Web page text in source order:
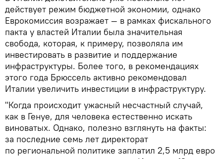
действует режим бюджетной экономии, однако
Еврокомиссия возражает — в рамках фискального
пакта у властей Италии была значительная
свобода, которая, к примеру, позволяла им
инвестировать в развитие и поддержание
инфраструктуры. Более того, в рекомендациях
этого года Брюссель активно рекомендовал
Италии увеличить инвестиции в инфраструктуру.
"Когда происходит ужасный несчастный случай,
как в Генуе, для человека естественно искать
виноватых. Однако, полезно взглянуть на факты:
за последние семь лет директорат
по региональной политике заплатил 2,5 млрд евро